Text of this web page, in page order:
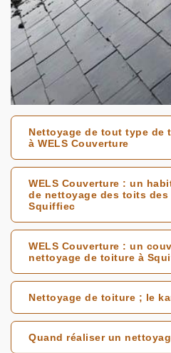
Nettoyage de tout type de
à WELS Couverture
WELS Couverture : un
de nettoyage des toits des
Squiffiec
WELS Couverture : un
nettoyage de toiture à
Nettoyage de toiture ; le
Quand réaliser un